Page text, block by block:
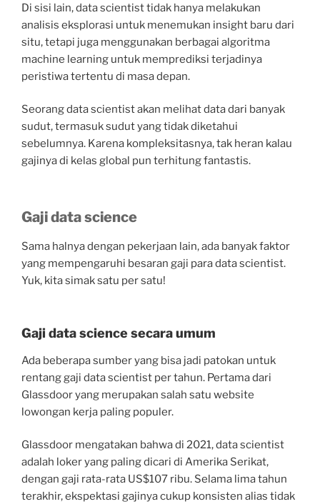
Di sisi lain, data scientist tidak hanya melakukan
analisis eksplorasi untuk menemukan insight baru dari
situ, tetapi juga menggunakan berbagai algoritma
machine learning untuk memprediksi terjadinya
peristiwa tertentu di masa depan.
Seorang data scientist akan melihat data dari banyak
sudut, termasuk sudut yang tidak diketahui
sebelumnya. Karena kompleksitasnya, tak heran kalau
gajinya di kelas global pun terhitung fantastis.
Gaji data science
Sama halnya dengan pekerjaan lain, ada banyak faktor
yang mempengaruhi besaran gaji para data scientist.
Yuk, kita simak satu per satu!
Gaji data science secara umum
Ada beberapa sumber yang bisa jadi patokan untuk
rentang gaji data scientist per tahun. Pertama dari
Glassdoor yang merupakan salah satu website
lowongan kerja paling populer.
Glassdoor mengatakan bahwa di 2021, data scientist
adalah loker yang paling dicari di Amerika Serikat,
dengan gaji rata-rata US$107 ribu. Selama lima tahun
terakhir, ekspektasi gajinya cukup konsisten alias tidak